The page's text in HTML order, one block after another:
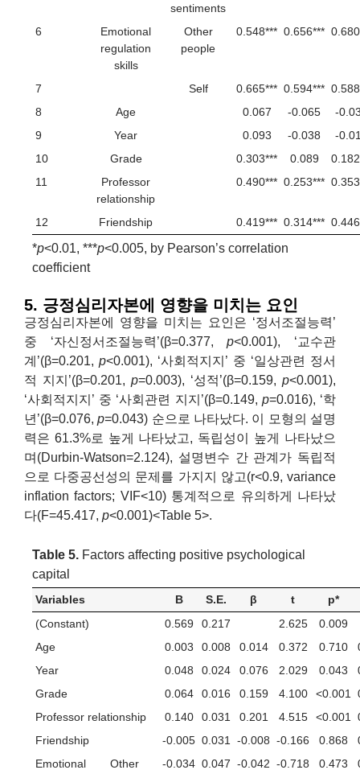
sentiments
6
Emotional
regulation
skills
Other
people
0.548*** 0.656***
7 Self 0.665*** 0.594***
8
Age 0.067 -0.065
-
9
Year 0.093 -0.038
-
10
Grade 0.303*** 0.089
11
Professor
relationship
0.490*** 0.253***
12 Friendship 0.419*** 0.314***
*p<0.01, ***p<0.005, by Pearson’s correlation
coefficient
5. 긍정심리자본에 영향을 미치는 요인
긍정심리자본에 영향을 미치는 요인은 ‘정서조절능력’
중 ‘자신정서조절능력’(β=0.377,p<0.001), ‘교수관
계’(β=0.201, p<0.001), ‘사회적지지’ 중 ‘일상관련 정서
적 지지’(β=0.201, p=0.003), ‘성적’(β=0.159, p<0.001),
‘사회적지지’ 중 ‘사회관련 지지’(β=0.149, p=0.016), ‘학
년’(β=0.076,p=0.043) 순으로 나타났다. 이 모형의 설명
력은 61.3%로 높게 나타났고, 독립성이 높게 나타났으
며(Durbin-Watson=2.124), 설명변수 간 관계가 독립적
으로 다중공선성의 문제를 가지지 않고(r<0.9, variance
inflation factors; VIF<10) 통계적으로 유의하게 나타났
다(F=45.417, p<0.001)<Table 5>.
Table 5. Factors affecting positive psychological
capital
Variables B S.E. β t
p*
(Constant)
0.569 0.217 2.625
0.009
Age
0.003 0.008 0.014 0.372 0.710
Year
0.048 0.024 0.076 2.029 0.043
Grade
0.064 0.016 0.159 4.100 <0.001
Professor relationship
0.140 0.031 0.201 4.515 <0.001
Friendship
-0.005 0.031 -0.008 -0.166 0.868
Emotional
Other
-0.034 0.047 -0.042 -0.718 0.473